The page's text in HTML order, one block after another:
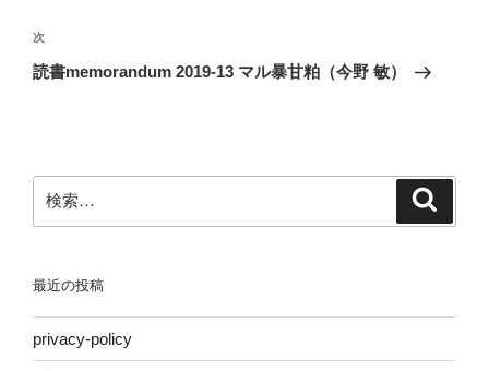
ゲ
ー
次
の
次
読書memorandum 2019-13 マル暴甘粕（今野 敏）
索:
最近の投稿
privacy-policy